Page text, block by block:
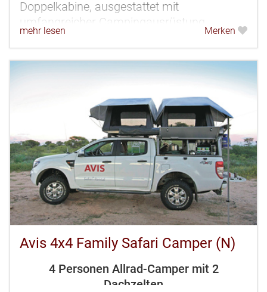
Doppelkabine, ausgestattet mit
umfangreicher Campingausrüstung
inklusive einem praktischem Dachzelt sowie
zusätzlichem...
mehr lesen Merken
Avis 4x4 Family Safari Camper (N)
4 Personen Allrad-Camper mit 2
Dachzelten